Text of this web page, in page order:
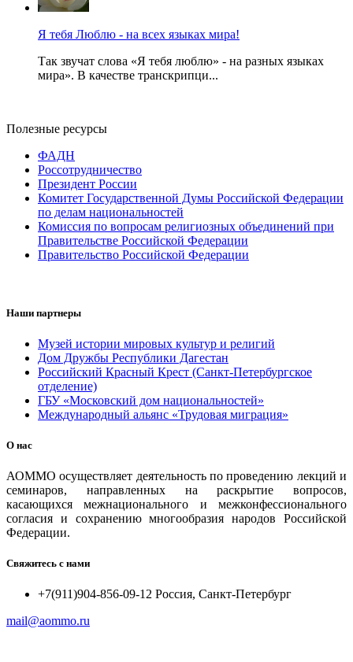
Я тебя Люблю - на всех языках мира!
Так звучат слова «Я тебя люблю» - на разных языках
мира». В качестве транскрипци...
Полезные ресурсы
ФАДН
Россотрудничество
Президент России
Комитет Государственной Думы Российской Федерации
по делам национальностей
Комиссия по вопросам религиозных объединений при
Правительстве Российской Федерации
Правительство Российской Федерации
Наши партнеры
Музей истории мировых культур и религий
Дом Дружбы Республики Дагестан
Российский Красный Крест (Санкт-Петербургское
отделение)
ГБУ «Московский дом национальностей»
Международный альянс «Трудовая миграция»
О нас
АОММО осуществляет деятельность по проведению лекций и
семинаров, направленных на раскрытие вопросов,
касающихся межнационального и межконфессионального
согласия и сохранению многообразия народов Российской
Федерации.
Свяжитесь с нами
+7(911)904-856-09-12 Россия, Санкт-Петербург
mail@aommo.ru